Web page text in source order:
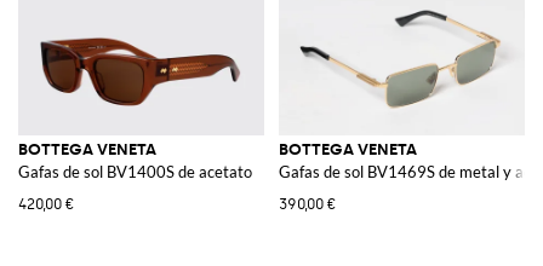
BOTTEGA VENETA
Gafas de sol BV1400S de acetato
420,00 €
BOTTEGA VENETA
Gafas de sol BV1469S de metal y
390,00 €